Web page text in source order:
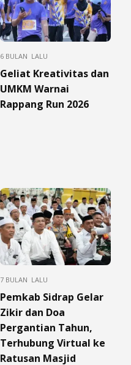
6 BULAN LALU
Geliat Kreativitas dan
UMKM Warnai
Rappang Run 2026
7 BULAN LALU
Pemkab Sidrap Gelar
Zikir dan Doa
Pergantian Tahun,
Terhubung Virtual ke
Ratusan Masjid